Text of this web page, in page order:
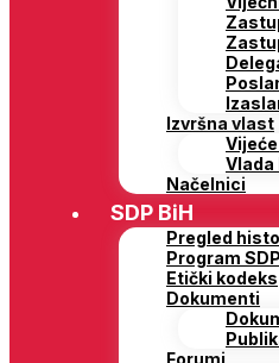
Izvršna vlast
Vlada
Načelnici
SDP BiH
Pregled
Program
Etički kodeks
Dokumenti
Forumi